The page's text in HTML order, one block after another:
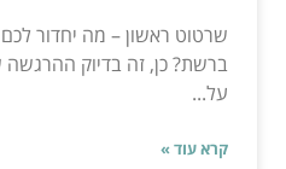
שרטוט ראשון – מה יחדור
ברשת? כן, זה בדיוק ההרגשה
על...
קרא עוד »